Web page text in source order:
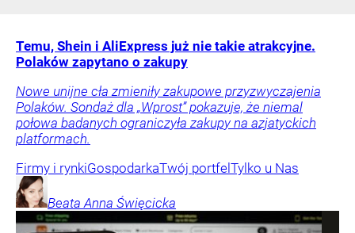
Temu, Shein i AliExpress już nie takie atrakcyjne.
Polaków zapytano o zakupy
Nowe unijne cła zmieniły zakupowe przyzwyczajenia
Polaków. Sondaż dla „Wprost” pokazuje, że niemal
połowa badanych ograniczyła zakupy na azjatyckich
platformach.
Firmy i rynkiGospodarkaTwój portfelTylko u Nas
Beata Anna Święcicka